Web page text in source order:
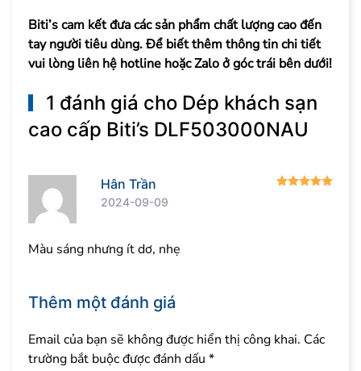
Biti’s cam kết đưa các sản phẩm chất lượng cao đến
tay người tiêu dùng. Để biết thêm thông tin chi tiết
vui lòng liên hệ hotline hoặc Zalo ở góc trái bên dưới!
1 đánh giá cho Dép khách sạn
cao cấp Biti’s DLF503000NAU
Hân Trần
2024-09-09
Màu sáng nhưng ít dơ, nhẹ
Thêm một đánh giá
Email của bạn sẽ không được hiển thị công khai. Các
trường bắt buộc được đánh dấu *